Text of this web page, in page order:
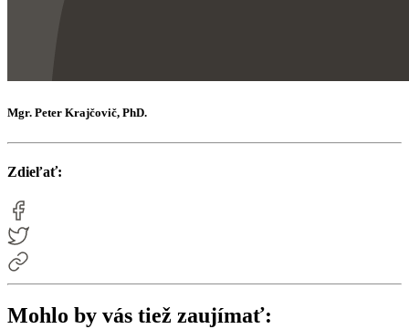
Mgr. Peter Krajčovič, PhD.
Zdieľať:
Mohlo by vás tiež zaujímať: